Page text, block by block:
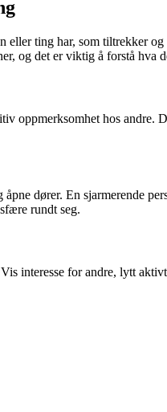
ting har, som tiltrekker
og det er viktig å forstå hva
oppmerksomhet hos
dører. En sjarmerende
rundt seg.
interesse for andre, lytt